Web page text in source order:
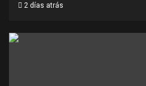
2 días atrás